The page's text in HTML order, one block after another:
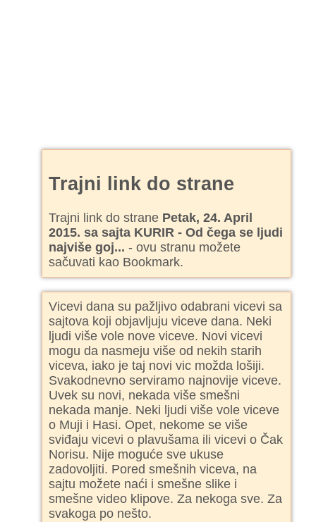
Trajni link do strane
Trajni link do strane Petak, 24. April
2015. sa sajta KURIR - Od čega se ljudi
najviše goj... - ovu stranu možete
sačuvati kao Bookmark.
Vicevi dana su pažljivo odabrani vicevi sa
sajtova koji objavljuju viceve dana. Neki
ljudi više vole nove viceve. Novi vicevi
mogu da nasmeju više od nekih starih
viceva, iako je taj novi vic možda lošiji.
Svakodnevno serviramo najnovije viceve.
Uvek su novi, nekada više smešni
nekada manje. Neki ljudi više vole viceve
o Muji i Hasi. Opet, nekome se više
sviđaju vicevi o plavušama ili vicevi o Čak
Norisu. Nije moguće sve ukuse
zadovoljiti. Pored smešnih viceva, na
sajtu možete naći i smešne slike i
smešne video klipove. Za nekoga sve. Za
svakoga po nešto.